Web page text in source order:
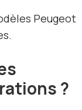
Peugeot
?